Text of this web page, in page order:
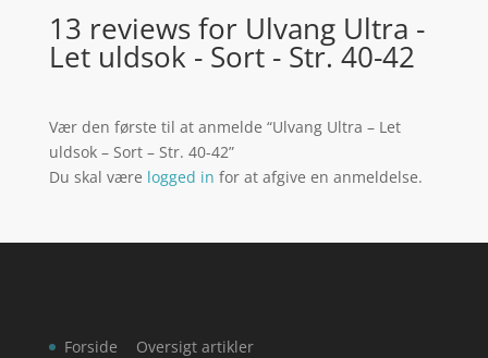
13 reviews for Ulvang Ultra -
Let uldsok - Sort - Str. 40-42
Vær den første til at anmelde “Ulvang Ultra – Let
uldsok – Sort – Str. 40-42”
Du skal være logged in for at afgive en anmeldelse.
Forside
Oversigt artikler